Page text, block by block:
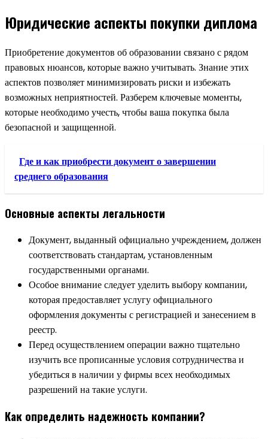
Юридические аспекты покупки диплома
Приобретение документов об образовании связано с рядом
правовых нюансов, которые важно учитывать. Знание этих
аспектов позволяет минимизировать риски и избежать
возможных неприятностей. Разберем ключевые моменты,
которые необходимо учесть, чтобы ваша покупка была
безопасной и защищенной.
Где и как приобрести документ о завершении
среднего образования
Основные аспекты легальности
Документ, выданный официально учреждением, должен
соответствовать стандартам, установленным
государственными органами.
Особое внимание следует уделить выбору компании,
которая предоставляет услугу официального
оформления документы с регистрацией и занесением в
реестр.
Перед осуществлением операции важно тщательно
изучить все прописанные условия сотрудничества и
убедиться в наличии у фирмы всех необходимых
разрешений на такие услуги.
Как определить надежность компании?